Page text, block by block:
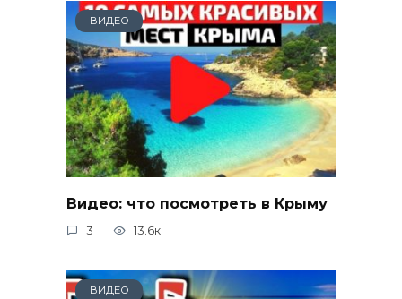
ВИДЕО
Видео: что посмотреть в Крыму
3 13.6к.
ВИДЕО